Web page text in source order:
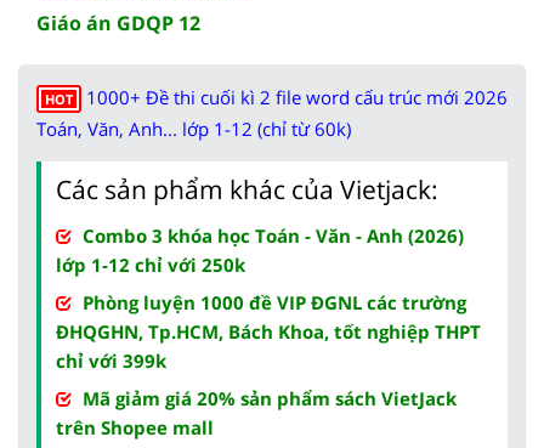
Giáo án GDQP 12
HOT
1000+ Đề thi cuối kì 2 file word cấu trúc mới 2026
Toán, Văn, Anh... lớp 1-12 (chỉ từ 60k)
Các sản phẩm khác của Vietjack:
Combo 3 khóa học Toán - Văn - Anh (2026)
lớp 1-12 chỉ với 250k
Phòng luyện 1000 đề VIP ĐGNL các trường
ĐHQGHN, Tp.HCM, Bách Khoa, tốt nghiệp THPT
chỉ với 399k
Mã giảm giá 20% sản phẩm sách VietJack
trên Shopee mall